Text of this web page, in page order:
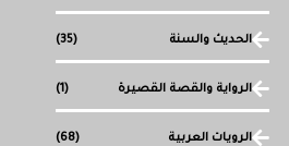
الحديث والسنة (35)
الرواية والقصة القصيرة (1)
الرويات العربية (68)